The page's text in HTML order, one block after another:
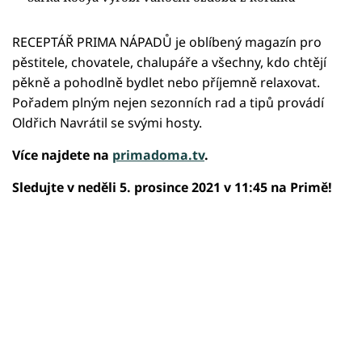
RECEPTÁŘ PRIMA NÁPADŮ je oblíbený magazín pro
pěstitele, chovatele, chalupáře a všechny, kdo chtějí
pěkně a pohodlně bydlet nebo příjemně relaxovat.
Pořadem plným nejen sezonních rad a tipů provádí
Oldřich Navrátil se svými hosty.
Více najdete na primadoma.tv.
Sledujte v neděli 5. prosince 2021 v 11:45 na Primě!